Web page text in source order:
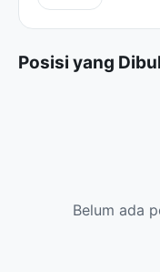
Posisi yang
Belum ada